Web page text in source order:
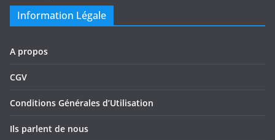
Information Légale
A propos
CGV
Conditions Générales d’Utilisation
Ils parlent de nous